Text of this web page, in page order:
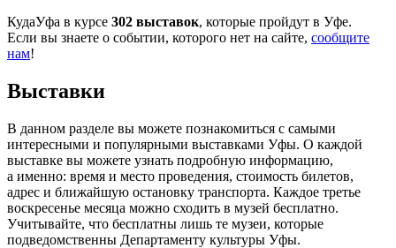
КудаУфа в курсе 302 выставок, которые пройдут в Уфе.
Если вы знаете о событии, которого нет на сайте, сообщите
нам!
Выставки
В данном разделе вы можете познакомиться с самыми
интересными и популярными выставками Уфы. О каждой
выставке вы можете узнать подробную информацию,
а именно: время и место проведения, стоимость билетов,
адрес и ближайшую остановку транспорта. Каждое третье
воскресенье месяца можно сходить в музей бесплатно.
Учитывайте, что бесплатны лишь те музеи, которые
подведомственны Департаменту культуры Уфы.